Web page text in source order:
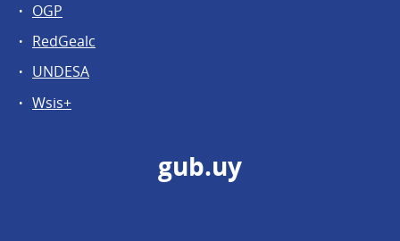
OGP
RedGealc
UNDESA
Wsis+
gub.uy